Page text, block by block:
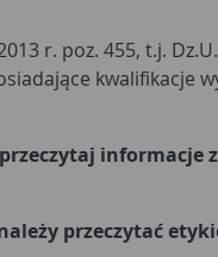
r. poz. 455, t.j.
kwalifikacje
informacje
przeczytać